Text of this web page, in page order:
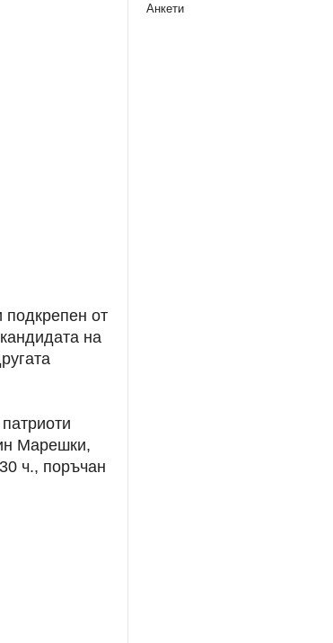
подкрепен от
на
Марешки,
ч., поръчан
Анкети